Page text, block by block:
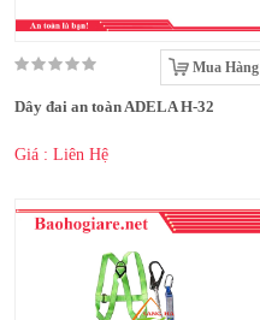
Mua Hàng
Dây đai an toàn ADELA H-32
Giá : Liên Hệ